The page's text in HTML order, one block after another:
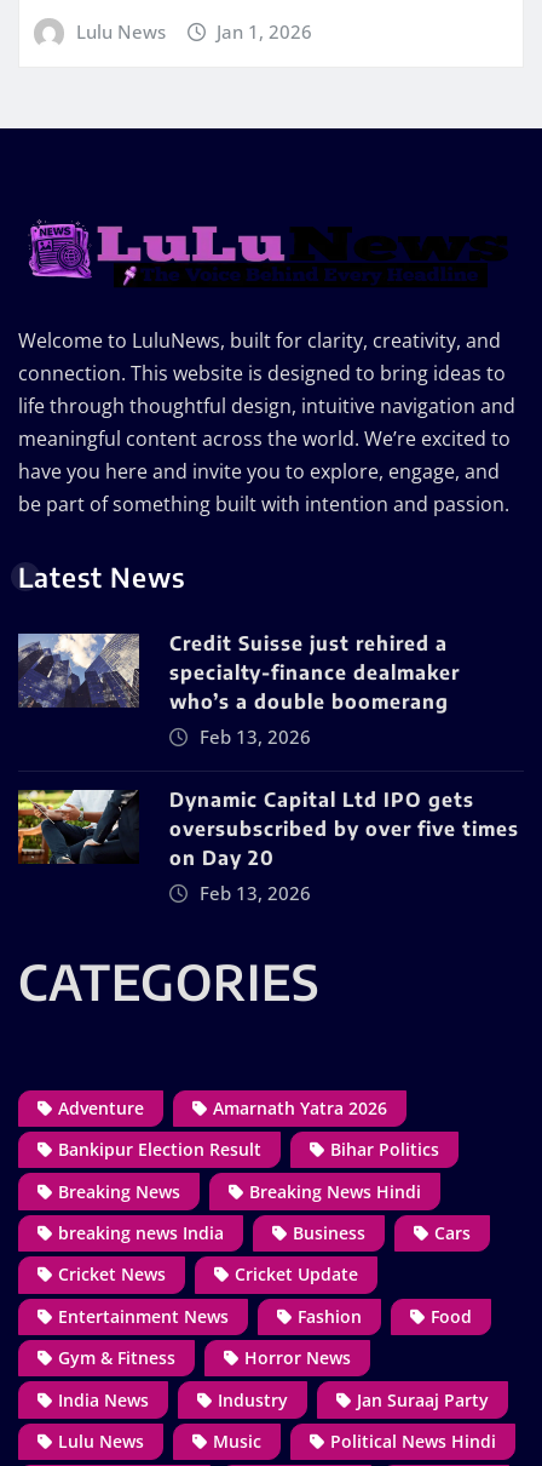
Lulu News Jan 1, 2026
Welcome to LuluNews, built for clarity, creativity, and
connection. This website is designed to bring ideas to
life through thoughtful design, intuitive navigation and
meaningful content across the world. We’re excited to
have you here and invite you to explore, engage, and
be part of something built with intention and passion.
Latest News
Credit Suisse just rehired a
specialty-finance dealmaker
who’s a double boomerang
Feb 13, 2026
Dynamic Capital Ltd IPO gets
oversubscribed by over five times
on Day 20
Feb 13, 2026
CATEGORIES
Adventure
Amarnath Yatra 2026
Bankipur Election Result
Bihar Politics
Breaking News
Breaking News Hindi
breaking news India
Business
Cars
Cricket News
Cricket Update
Entertainment News
Fashion
Food
Gym & Fitness
Horror News
India News
Industry
Jan Suraaj Party
Lulu News
Music
Political News Hindi